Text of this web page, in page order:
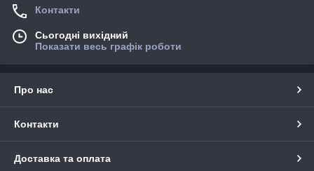
Контакти
Сьогодні вихідний
Показати весь графік роботи
Про нас
Контакти
Доставка та оплата